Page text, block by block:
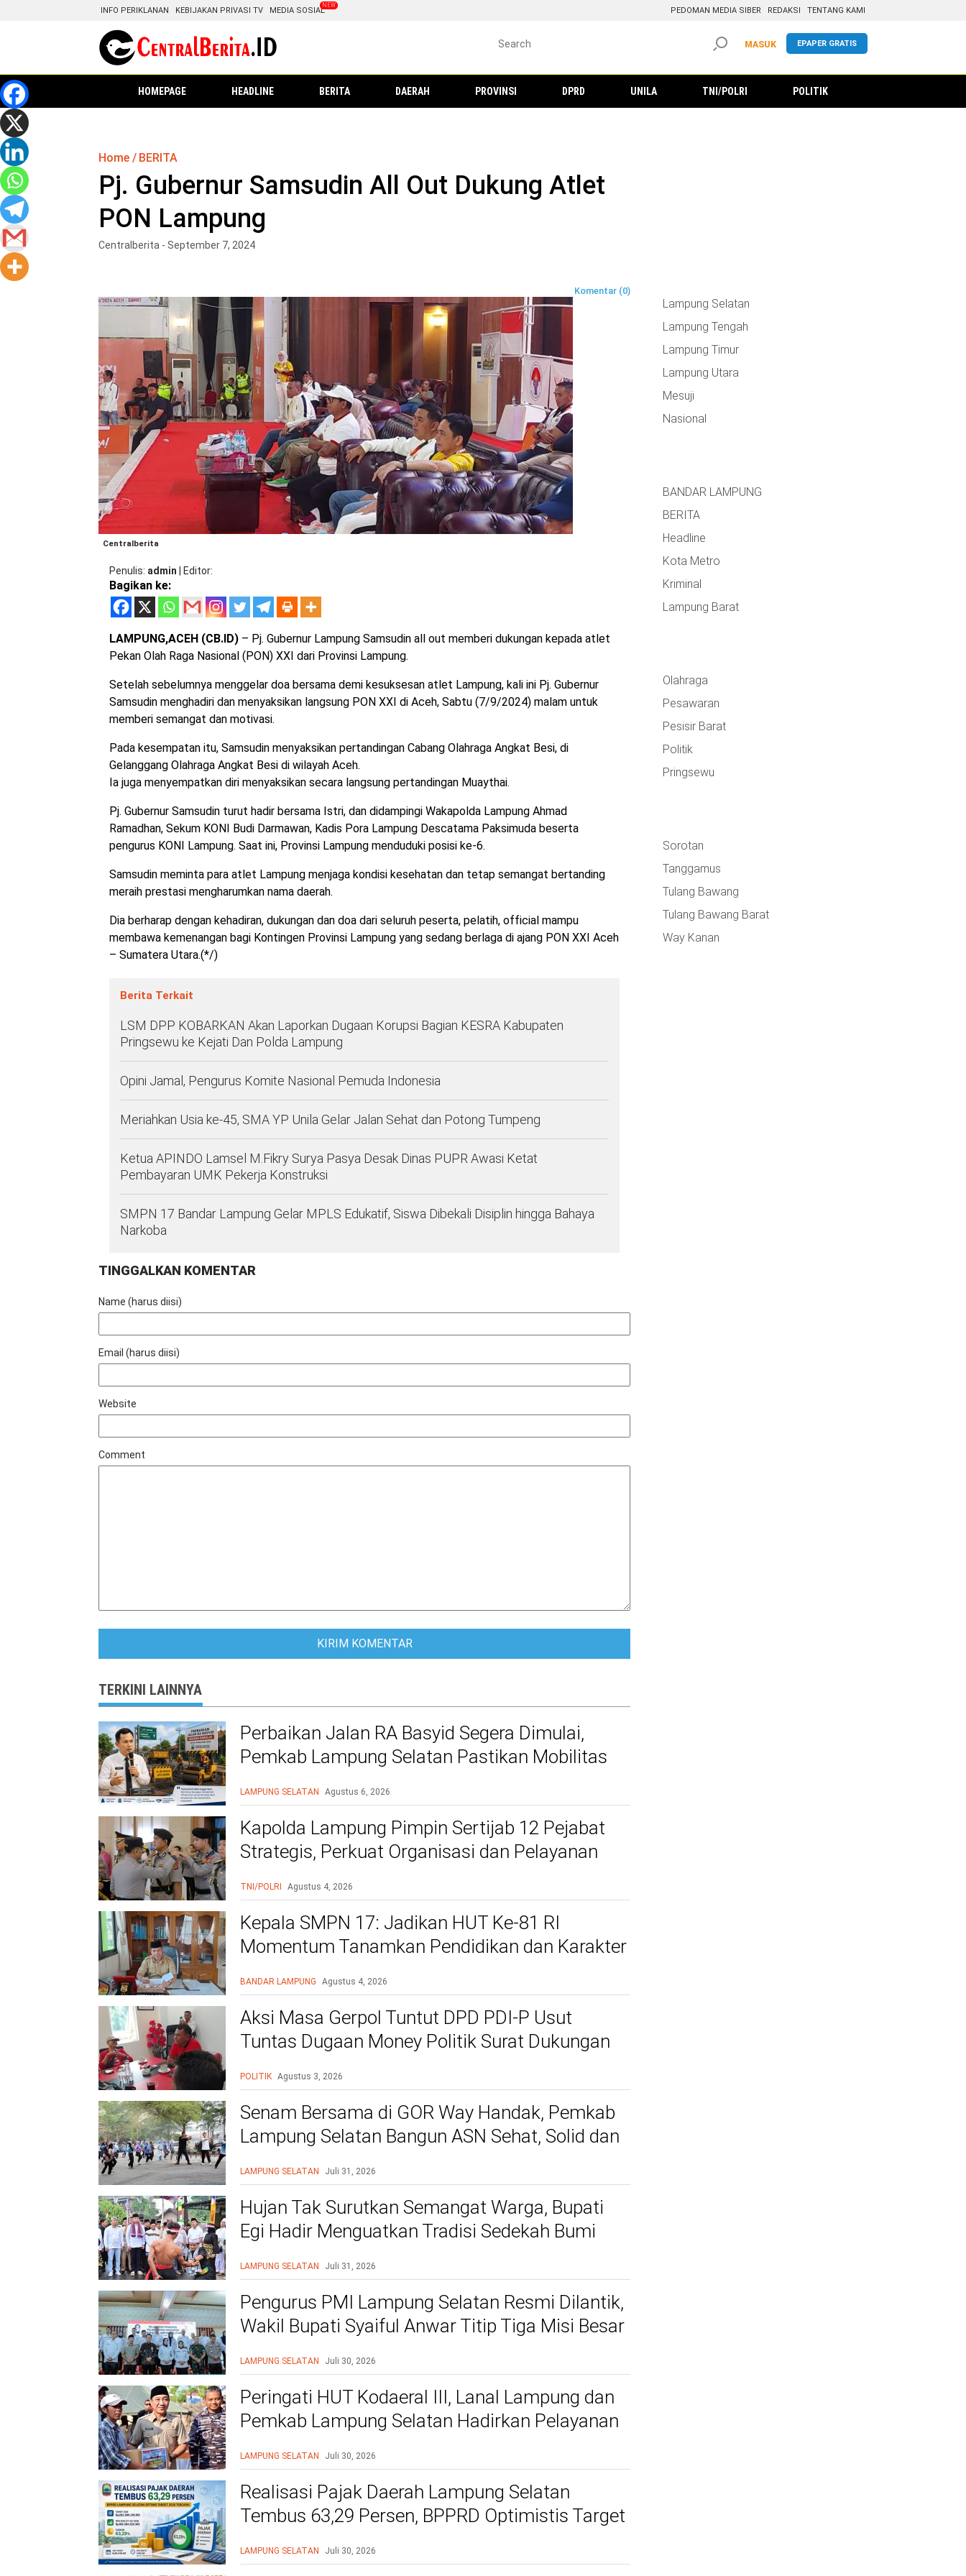
INFO PERIKLANAN KEBIJAKAN PRIVASI TV MEDIA SOSIAL PEDOMAN MEDIA SIBER REDAKSI TENTANG KAMI
EPAPER GRATIS
MASUK
HOMEPAGE HEADLINE BERITA DAERAH PROVINSI DPRD UNILA TNI/POLRI POLITIK
Home BERITA
Pj. Gubernur Samsudin All Out Dukung Atlet
PON Lampung
Centralberita - September 7, 2024
Komentar (0)
Centralberita
Penulis admin Editor
Bagikan ke:
LAMPUNG,ACEH (CB.ID) – Pj. Gubernur Lampung Samsudin all out memberi dukungan kepada atlet
Pekan Olah Raga Nasional (PON) XXI dari Provinsi Lampung.
Setelah sebelumnya menggelar doa bersama demi kesuksesan atlet Lampung, kali ini Pj. Gubernur
Samsudin menghadiri dan menyaksikan langsung PON XXI di Aceh, Sabtu (7/9/2024) malam untuk
memberi semangat dan motivasi.
Pada kesempatan itu, Samsudin menyaksikan pertandingan Cabang Olahraga Angkat Besi, di
Gelanggang Olahraga Angkat Besi di wilayah Aceh.
Ia juga menyempatkan diri menyaksikan secara langsung pertandingan Muaythai.
Pj. Gubernur Samsudin turut hadir bersama Istri, dan didampingi Wakapolda Lampung Ahmad
Ramadhan, Sekum KONI Budi Darmawan, Kadis Pora Lampung Descatama Paksimuda beserta
pengurus KONI Lampung. Saat ini, Provinsi Lampung menduduki posisi ke-6.
Samsudin meminta para atlet Lampung menjaga kondisi kesehatan dan tetap semangat bertanding
meraih prestasi mengharumkan nama daerah.
Dia berharap dengan kehadiran, dukungan dan doa dari seluruh peserta, pelatih, official mampu
membawa kemenangan bagi Kontingen Provinsi Lampung yang sedang berlaga di ajang PON XXI Aceh
– Sumatera Utara.(*/)
Berita Terkait
LSM DPP KOBARKAN Akan Laporkan Dugaan Korupsi Bagian KESRA Kabupaten
Pringsewu ke Kejati Dan Polda Lampung
Opini Jamal, Pengurus Komite Nasional Pemuda Indonesia
Meriahkan Usia ke-45, SMA YP Unila Gelar Jalan Sehat dan Potong Tumpeng
Ketua APINDO Lamsel M.Fikry Surya Pasya Desak Dinas PUPR Awasi Ketat
Pembayaran UMK Pekerja Konstruksi
SMPN 17 Bandar Lampung Gelar MPLS Edukatif, Siswa Dibekali Disiplin hingga Bahaya
Narkoba
TINGGALKAN KOMENTAR
Name (harus diisi)
Email (harus diisi)
Website
Comment
TERKINI LAINNYA
Perbaikan Jalan RA Basyid Segera Dimulai,
Pemkab Lampung Selatan Pastikan Mobilitas
LAMPUNG SELATAN Agustus 6, 2026
Kapolda Lampung Pimpin Sertijab 12 Pejabat
Strategis, Perkuat Organisasi dan Pelayanan
TNI/POLRI Agustus 4, 2026
Kepala SMPN 17: Jadikan HUT Ke-81 RI
Momentum Tanamkan Pendidikan dan Karakter
BANDAR LAMPUNG Agustus 4, 2026
Aksi Masa Gerpol Tuntut DPD PDI-P Usut
Tuntas Dugaan Money Politik Surat Dukungan
POLITIK Agustus 3, 2026
Senam Bersama di GOR Way Handak, Pemkab
Lampung Selatan Bangun ASN Sehat, Solid dan
LAMPUNG SELATAN Juli 31, 2026
Hujan Tak Surutkan Semangat Warga, Bupati
Egi Hadir Menguatkan Tradisi Sedekah Bumi
LAMPUNG SELATAN Juli 31, 2026
Pengurus PMI Lampung Selatan Resmi Dilantik,
Wakil Bupati Syaiful Anwar Titip Tiga Misi Besar
LAMPUNG SELATAN Juli 30, 2026
Peringati HUT Kodaeral III, Lanal Lampung dan
Pemkab Lampung Selatan Hadirkan Pelayanan
LAMPUNG SELATAN Juli 30, 2026
Realisasi Pajak Daerah Lampung Selatan
Tembus 63,29 Persen, BPPRD Optimistis Target
LAMPUNG SELATAN Juli 30, 2026
Lampung Selatan
Lampung Tengah
Lampung Timur
Lampung Utara
Mesuji
Nasional
BANDAR LAMPUNG
BERITA
Headline
Kota Metro
Kriminal
Lampung Barat
Olahraga
Pesawaran
Pesisir Barat
Politik
Pringsewu
Sorotan
Tanggamus
Tulang Bawang
Tulang Bawang Barat
Way Kanan